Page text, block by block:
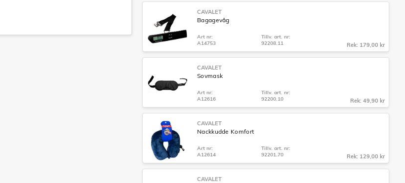
CAVALET
Bagagevåg
Art nr:
A14753
Tillv. art. nr:
92208.11
Rek: 179,00 kr
CAVALET
Sovmask
Art nr:
A12616
Tillv. art. nr:
92200.10
Rek: 49,90 kr
CAVALET
Nackkudde Komfort
Art nr:
A12614
Tillv. art. nr:
92201.70
Rek: 129,00 kr
CAVALET